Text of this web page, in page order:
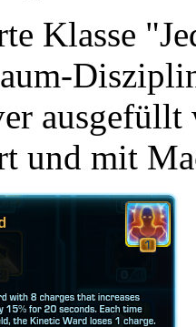
Klasse
ausgefüllt
und mit